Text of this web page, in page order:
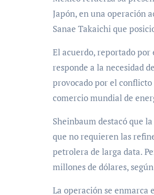
Japón, en una operación
Sanae Takaichi que
El acuerdo, reportado
responde a la necesidad
provocado por el
comercio mundial de
Sheinbaum destacó que
que no requieren las
petrolera de larga data.
millones de dólares,
La operación se enmarca